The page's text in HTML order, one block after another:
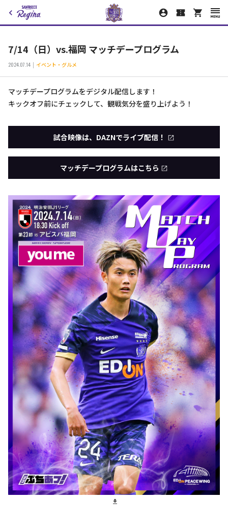
7/14（日）vs.福岡 マッチデープログラム
2024.07.14 イベント・グルメ
マッチデープログラムをデジタル配信します！
キックオフ前にチェックして、観戦気分を盛り上げよう！
試合映像は、DAZNでライブ配信！
マッチデープログラムはこちら